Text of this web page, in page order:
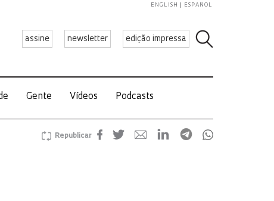
assine newsletter edição impressa
ENGLISH ESPAÑOL
Gente Vídeos Podcasts
Republicar